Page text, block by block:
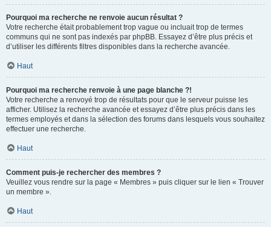
Pourquoi ma recherche ne renvoie aucun résultat ?
Votre recherche était probablement trop vague ou incluait trop de termes
communs qui ne sont pas indexés par phpBB. Essayez d’être plus précis et
d’utiliser les différents filtres disponibles dans la recherche avancée.
Haut
Pourquoi ma recherche renvoie à une page blanche ?!
Votre recherche a renvoyé trop de résultats pour que le serveur puisse les
afficher. Utilisez la recherche avancée et essayez d’être plus précis dans les
termes employés et dans la sélection des forums dans lesquels vous souhaitez
effectuer une recherche.
Haut
Comment puis-je rechercher des membres ?
Veuillez vous rendre sur la page « Membres » puis cliquer sur le lien « Trouver
un membre ».
Haut